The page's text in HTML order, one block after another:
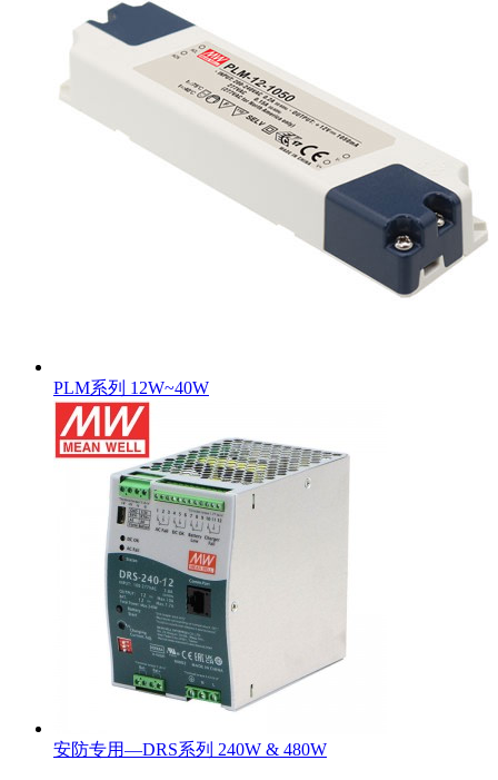
PLM系列 12W~40W
安防专用—DRS系列 240W & 480W